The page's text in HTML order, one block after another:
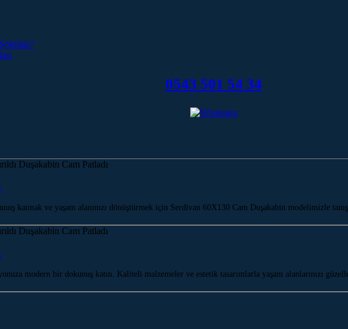
0543 501 54 34
katmak ve yaşam alanınızı dönüştürmek için Serdivan 60X130 Cam Duşakabin modelimizle
modern bir dokunuş katın. Kaliteli malzemeler ve estetik tasarımlarla yaşam alanlarınızı